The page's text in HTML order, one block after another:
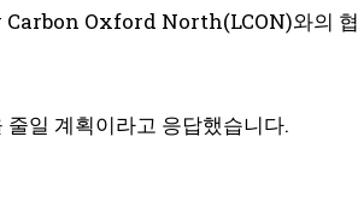
Carbon Oxford North(LCON)와의 협
일 계획이라고 응답했습니다.